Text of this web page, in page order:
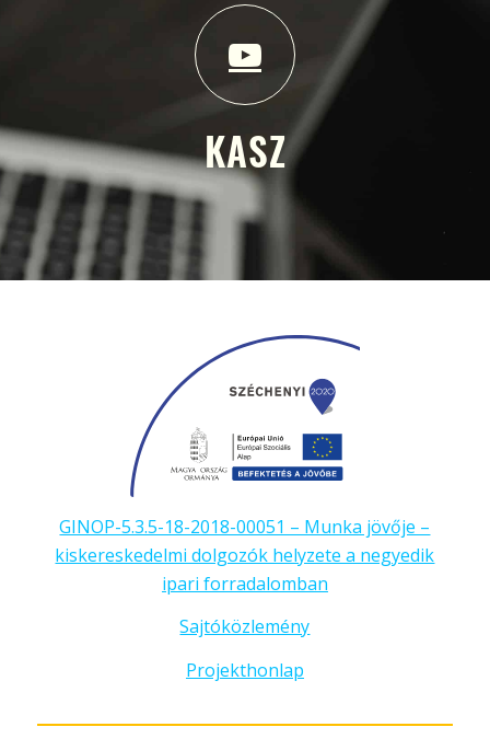
KASZ
GINOP-5.3.5-18-2018-00051 – Munka jövője –
kiskereskedelmi dolgozók helyzete a negyedik
ipari forradalomban
Sajtóközlemény
Projekthonlap